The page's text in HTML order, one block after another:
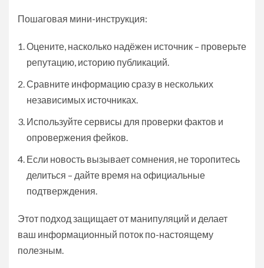
Пошаговая мини-инструкция:
Оцените, насколько надёжен источник – проверьте
репутацию, историю публикаций.
Сравните информацию сразу в нескольких
независимых источниках.
Используйте сервисы для проверки фактов и
опровержения фейков.
Если новость вызывает сомнения, не торопитесь
делиться – дайте время на официальные
подтверждения.
Этот подход защищает от манипуляций и делает
ваш информационный поток по-настоящему
полезным.